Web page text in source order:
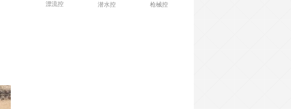
漂流控 潜水控 枪械控